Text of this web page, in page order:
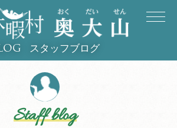
スタッフブログ
Staff blog